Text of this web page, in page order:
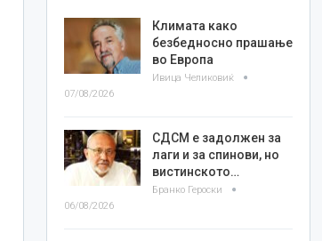
Климата како
безбедносно прашање
во Европа
Ивица Челиковиќ
07/08/2026
СДСМ е задолжен за
лаги и за спинови, но
вистинското…
Бранко Героски
06/08/2026